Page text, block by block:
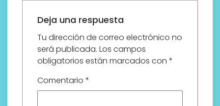
Deja una respuesta
Tu dirección de correo electrónico no
será publicada. Los campos
obligatorios están marcados con *
Comentario *